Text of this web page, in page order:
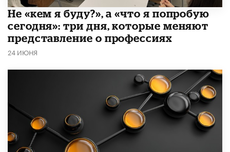
Не «кем я буду?», а «что я попробую
сегодня»: три дня, которые меняют
представление о профессиях
24 ИЮНЯ